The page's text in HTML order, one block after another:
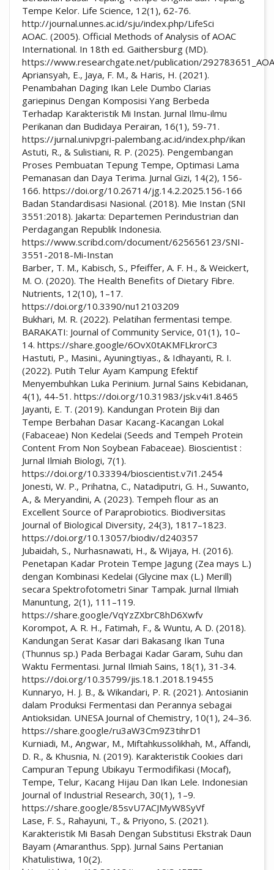
Tempe Kelor. Life Science, 12(1), 62-76.
http://journal.unnes.ac.id/sju/index.php/LifeSci
AOAC. (2005). Official Methods of Analysis of AOAC
International. In 18th ed. Gaithersburg (MD).
https://www.researchgate.net/publication/
Apriansyah, E., Jaya, F. M., & Haris, H. (2021).
Penambahan Daging Ikan Lele Dumbo Clarias
gariepinus Dengan Komposisi Yang Berbeda
Terhadap Karakteristik Mi Instan. Jurnal Ilmu-ilmu
Perikanan dan Budidaya Perairan, 16(1), 59-71.
https://jurnal.univpgri-palembang.ac.id/index.php/ikan
Astuti, R., & Sulistiani, R. P. (2025). Pengembangan
Proses Pembuatan Tepung Tempe, Optimasi Lama
Pemanasan dan Daya Terima. Jurnal Gizi, 14(2), 156-
166. https://doi.org/10.26714/jg.14.2.2025.156-166
Badan Standardisasi Nasional. (2018). Mie Instan (SNI
3551:2018). Jakarta: Departemen Perindustrian dan
Perdagangan Republik Indonesia.
https://www.scribd.com/document/625656123/SNI-
3551-2018-Mi-Instan
Barber, T. M., Kabisch, S., Pfeiffer, A. F. H., & Weickert,
M. O. (2020). The Health Benefits of Dietary Fibre.
Nutrients, 12(10), 1–17.
https://doi.org/10.3390/nu12103209
Bukhari, M. R. (2022). Pelatihan fermentasi tempe.
BARAKATI: Journal of Community Service, 01(1), 10–
14. https://share.google/6OvX0tAKMFLkrorC3
Hastuti, P., Masini., Ayuningtiyas., & Idhayanti, R. I.
(2022). Putih Telur Ayam Kampung Efektif
Menyembuhkan Luka Perinium. Jurnal Sains Kebidanan,
4(1), 44-51. https://doi.org/10.31983/jsk.v4i1.8465
Jayanti, E. T. (2019). Kandungan Protein Biji dan
Tempe Berbahan Dasar Kacang-Kacangan Lokal
(Fabaceae) Non Kedelai (Seeds and Tempeh Protein
Content From Non Soybean Fabaceae). Bioscientist :
Jurnal Ilmiah Biologi, 7(1).
https://doi.org/10.33394/bioscientist.v7i1.2454
Jonesti, W. P., Prihatna, C., Natadiputri, G. H., Suwanto,
A., & Meryandini, A. (2023). Tempeh flour as an
Excellent Source of Paraprobiotics. Biodiversitas
Journal of Biological Diversity, 24(3), 1817–1823.
https://doi.org/10.13057/biodiv/d240357
Jubaidah, S., Nurhasnawati, H., & Wijaya, H. (2016).
Penetapan Kadar Protein Tempe Jagung (Zea mays L.)
dengan Kombinasi Kedelai (Glycine max (L.) Merill)
secara Spektrofotometri Sinar Tampak. Jurnal Ilmiah
Manuntung, 2(1), 111–119.
https://share.google/VqYzZXbrC8hD6Xwfv
Korompot, A. R. H., Fatimah, F., & Wuntu, A. D. (2018).
Kandungan Serat Kasar dari Bakasang Ikan Tuna
(Thunnus sp.) Pada Berbagai Kadar Garam, Suhu dan
Waktu Fermentasi. Jurnal Ilmiah Sains, 18(1), 31-34.
https://doi.org/10.35799/jis.18.1.2018.19455
Kunnaryo, H. J. B., & Wikandari, P. R. (2021). Antosianin
dalam Produksi Fermentasi dan Perannya sebagai
Antioksidan. UNESA Journal of Chemistry, 10(1), 24–36.
https://share.google/ru3aW3Cm9Z3tihrD1
Kurniadi, M., Angwar, M., Miftahkussolikhah, M., Affandi,
D. R., & Khusnia, N. (2019). Karakteristik Cookies dari
Campuran Tepung Ubikayu Termodifikasi (Mocaf),
Tempe, Telur, Kacang Hijau Dan Ikan Lele. Indonesian
Journal of Industrial Research, 30(1), 1–9.
https://share.google/85svU7ACJMyW8SyVf
Lase, F. S., Rahayuni, T., & Priyono, S. (2021).
Karakteristik Mi Basah Dengan Substitusi Ekstrak Daun
Bayam (Amaranthus. Spp). Jurnal Sains Pertanian
Khatulistiwa, 10(2).